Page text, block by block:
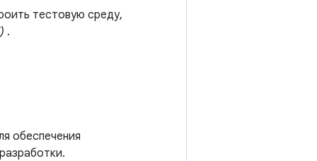
тестовую среду,
.
обеспечения